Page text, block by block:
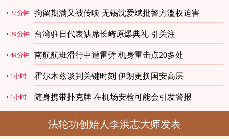
27分钟 拘留期满又被传唤 无锡沈爱斌批警方滥权迫害
39分钟 台湾驻日代表缺席长崎原爆典礼 引关注
49分钟 南航航班滑行中遭雷劈 机身雷击点20多处
1小时 霍尔木兹谈判关键时刻 伊朗更换国安高层
1小时 随身携带扑克牌 在机场安检可能会引发警报
法轮功创始人李洪志大师发表